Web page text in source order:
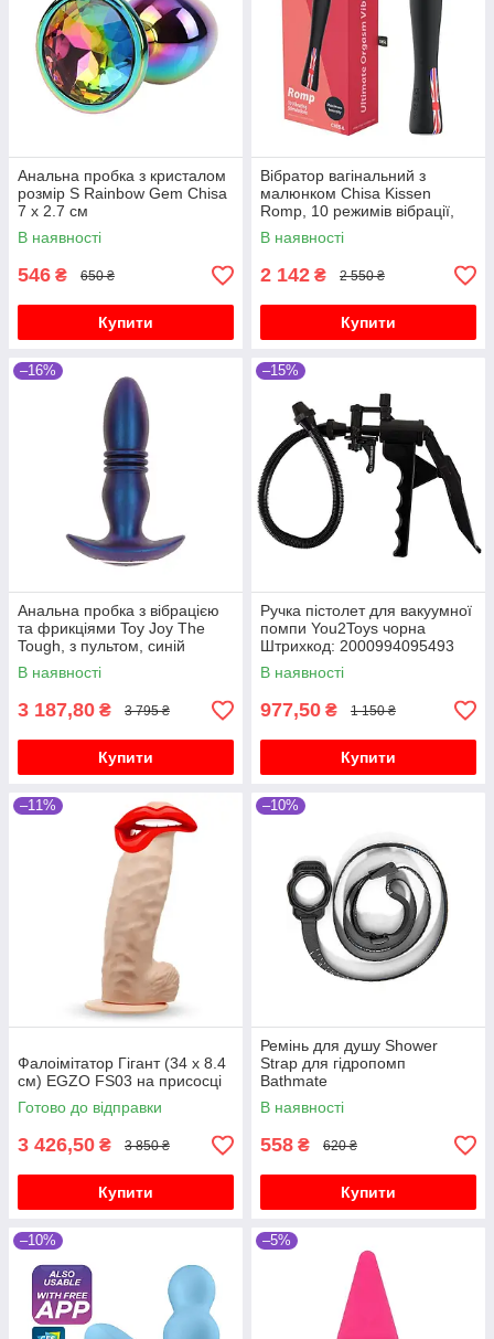
Анальна пробка з кристалом
розмір S Rainbow Gem Chisa
7 х 2.7 см
В наявності
546 ₴ 650 ₴
Купити
Вібратор вагінальний з
малюнком Chisa Kissen
Romp, 10 режимів вібрації,
чорний
В наявності
2 142 ₴ 2 550 ₴
Купити
–16%
Анальна пробка з вібрацією
та фрикціями Toy Joy The
Tough, з пультом, синій
В наявності
3 187,80 ₴ 3 795 ₴
Купити
–15%
Ручка пістолет для вакуумної
помпи You2Toys чорна
Штрихкод: 2000994095493
В наявності
977,50 ₴ 1 150 ₴
Купити
–11%
Фалоімітатор Гігант (34 х 8.4
см) EGZO FS03 на присосці
Готово до відправки
3 426,50 ₴ 3 850 ₴
Купити
–10%
Ремінь для душу Shower
Strap для гідропомп
Bathmate
В наявності
558 ₴ 620 ₴
Купити
–10% –5%